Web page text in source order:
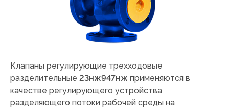
Клапаны регулирующие трехходовые
разделительные 23нж947нж применяются в
качестве регулирующего устройства
разделяющего потоки рабочей среды на